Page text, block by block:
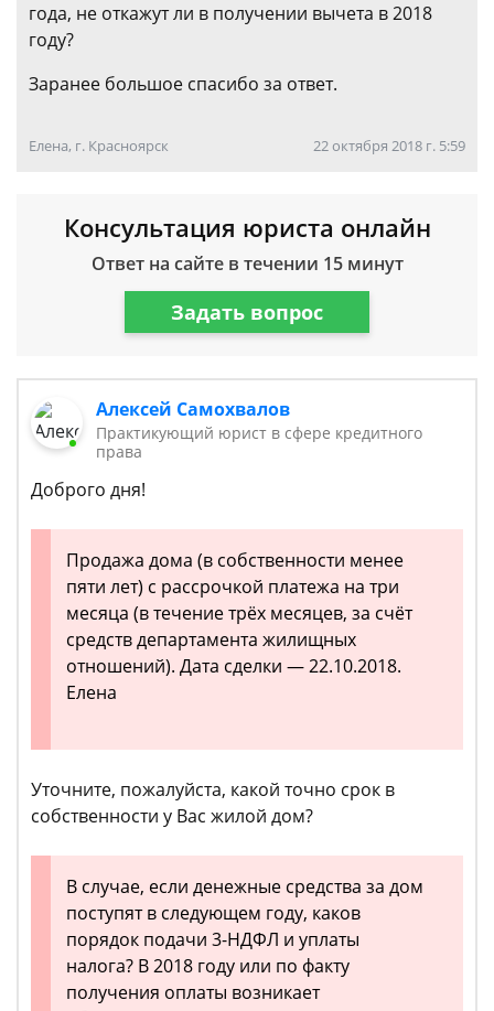
года, не откажут ли в получении вычета в 2018
году?
Заранее большое спасибо за ответ.
Елена, г. Красноярск 22 октября 2018 г. 5:59
Консультация юриста онлайн
Ответ на сайте в течении 15 минут
Задать вопрос
Алексей Самохвалов
Практикующий юрист в сфере кредитного
права
Доброго дня!
Продажа дома (в собственности менее
пяти лет) с рассрочкой платежа на три
месяца (в течение трёх месяцев, за счёт
средств департамента жилищных
отношений). Дата сделки — 22.10.2018.
Елена
Уточните, пожалуйста, какой точно срок в
собственности у Вас жилой дом?
В случае, если денежные средства за дом
поступят в следующем году, каков
порядок подачи 3-НДФЛ и уплаты
налога? В 2018 году или по факту
получения оплаты возникает